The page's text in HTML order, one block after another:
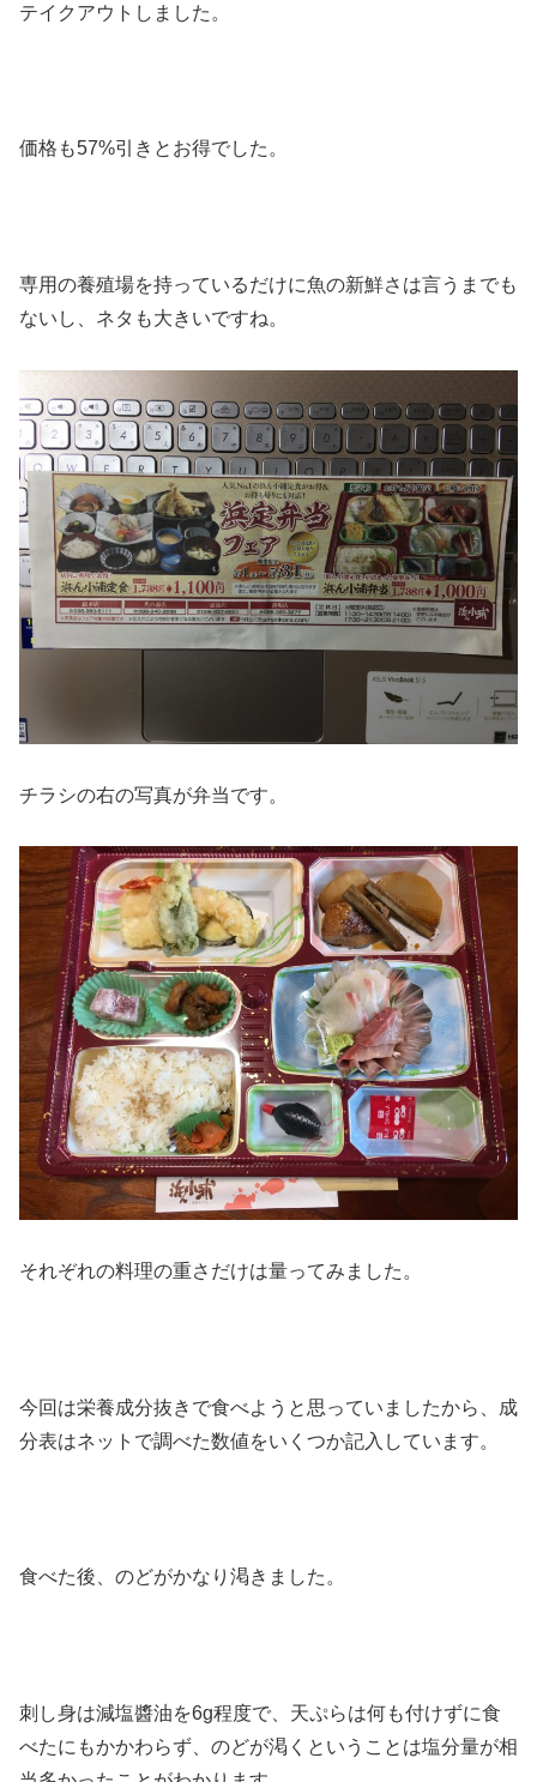
テイクアウトしました。
価格も57%引きとお得でした。
専用の養殖場を持っているだけに魚の新鮮さは言うまでも
ないし、ネタも大きいですね。
チラシの右の写真が弁当です。
それぞれの料理の重さだけは量ってみました。
今回は栄養成分抜きで食べようと思っていましたから、成
分表はネットで調べた数値をいくつか記入しています。
食べた後、のどがかなり渇きました。
刺し身は減塩醬油を6g程度で、天ぷらは何も付けずに食
べたにもかかわらず、のどが渇くということは塩分量が相